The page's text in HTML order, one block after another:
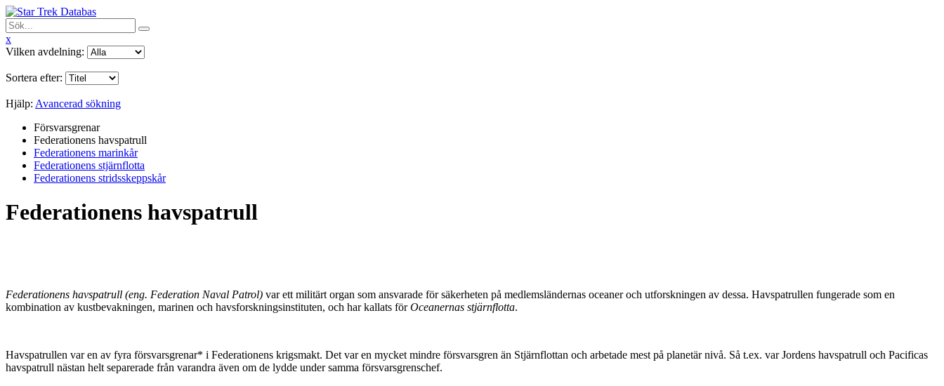
x
Vilken avdelning:
Sortera efter:
Hjälp: Avancerad sökning
Försvarsgrenar
Federationens havspatrull
Federationens marinkår
Federationens stjärnflotta
Federationens stridsskeppskår
Federationens havspatrull
Federationens havspatrull (eng. Federation Naval Patrol) var ett militärt organ som ansvarade för säkerheten på medlemsländernas oceaner och utforskningen av dessa. Havspatrullen fungerade som en
kombination av kustbevakningen, marinen och havsforskningsinstituten, och har kallats förOceanernas stjärnflotta.
Havspatrullen var en av fyra försvarsgrenar* i Federationens krigsmakt. Det var en mycket mindre försvarsgren än Stjärnflottan och arbetade mest på planetär nivå. Så t.ex. var Jordens havspatrull och Pacificas
havspatrull nästan helt separerade från varandra även om de lydde under samma försvarsgrenschef.